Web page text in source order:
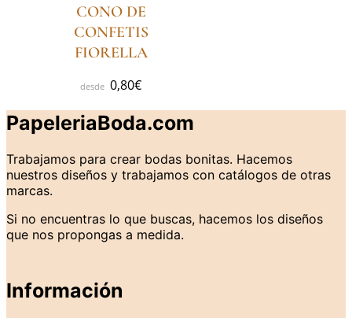
CONO DE
CONFETIS
FIORELLA
0,80€
PapeleriaBoda.com
Trabajamos para crear bodas bonitas. Hacemos
nuestros diseños y trabajamos con catálogos de otras
marcas.
Si no encuentras lo que buscas, hacemos los diseños
que nos propongas a medida.
Información